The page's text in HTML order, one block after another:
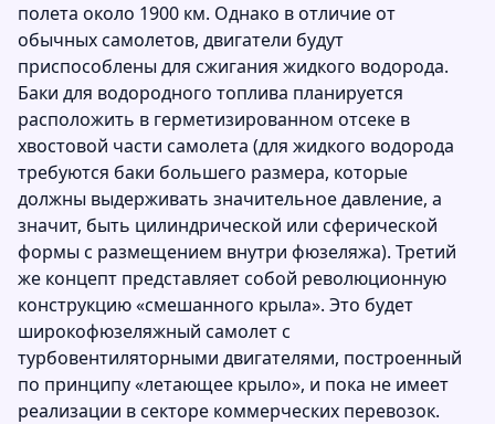
полета около 1900 км. Однако в отличие от
обычных самолетов, двигатели будут
приспособлены для сжигания жидкого водорода.
Баки для водородного топлива планируется
расположить в герметизированном отсеке в
хвостовой части самолета (для жидкого водорода
требуются баки большего размера, которые
должны выдерживать значительное давление, а
значит, быть цилиндрической или сферической
формы с размещением внутри фюзеляжа). Третий
же концепт представляет собой революционную
конструкцию «смешанного крыла». Это будет
широкофюзеляжный самолет с
турбовентиляторными двигателями, построенный
по принципу «летающее крыло», и пока не имеет
реализации в секторе коммерческих перевозок.